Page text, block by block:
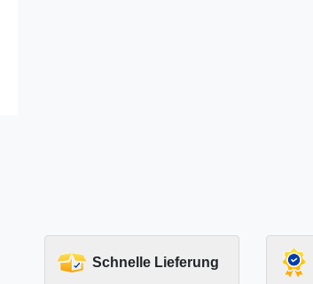
Schnelle Lieferung